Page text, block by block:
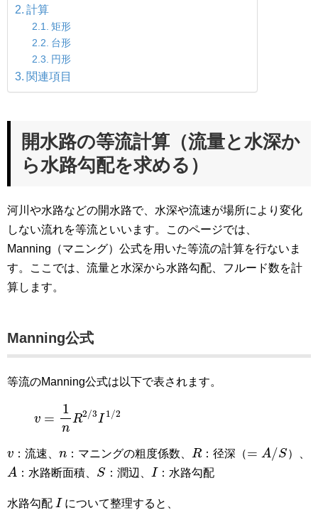
計算
矩形
台形
円形
関連項目
開水路の等流計算（流量と水深か
ら水路勾配を求める）
河川や水路などの開水路で、水深や流速が場所により変化
しない流れを等流といいます。このページでは、
Manning（マニング）公式を用いた等流の計算を行ないま
す。ここでは、流量と水深から水路勾配、フルード数を計
算します。
Manning公式
等流のManning公式は以下で表されます。
v =
1
n
R2/3 I 1/2
n
v
v ：流速、 n
n ：マニングの粗度係数、 R
R：径深（= A/S
/S ）、
A
A ：水路断面積、 S
S ：潤辺、 I
I ：水路勾配
水路勾配 I
I について整理すると、